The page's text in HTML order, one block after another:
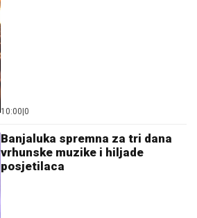
10:00 0
Banjaluka spremna za tri dana
vrhunske muzike i hiljade
posjetilaca